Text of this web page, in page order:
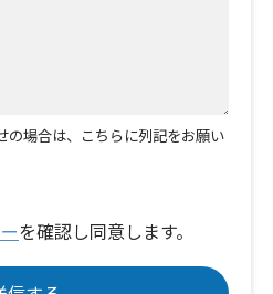
の場合は、こちらに列記をお願い
を確認し同意します。